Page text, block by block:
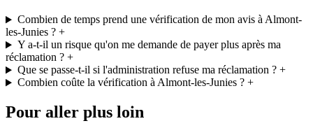
Combien de temps prend une vérification de mon avis à Almont-
les-Junies ? +
Y a-t-il un risque qu'on me demande de payer plus après ma
réclamation ? +
Que se passe-t-il si l'administration refuse ma réclamation ?+
Combien coûte la vérification à Almont-les-Junies ?+
Pour aller plus loin